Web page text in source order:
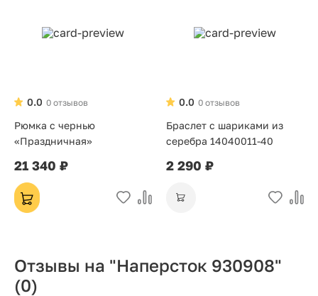
0 отзывов
0.0
Рюмка с чернью
«Праздничная»
21 340 ₽
0 отзывов
0.0
Браслет с шариками из
серебра 14040011-40
2 290 ₽
Отзывы на "Наперсток 930908"
(0)